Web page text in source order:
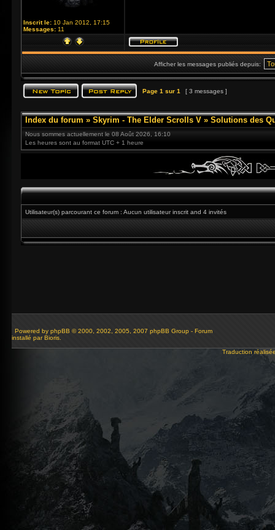
Inscrit le: 10 Jan 2012, 17:15
Messages: 11
Afficher les messages publiés depuis:
Page 1 sur 1 [ 3 messages ]
Index du forum » Skyrim - The Elder Scrolls V » Solutions des
Nous sommes actuellement le 08 Août 2026, 16:10
Les heures sont au format UTC + 1 heure
Utilisateur(s) parcourant ce forum : Aucun utilisateur inscrit and 4 invités
Powered by phpBB © 2000, 2002, 2005, 2007 phpBB Group - Forum
installé par Bioris.
Traduction